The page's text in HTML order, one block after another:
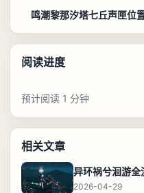
鸣潮黎那汐塔七丘声匣位
阅读进度
预计阅读 1 分钟
相关文章
异环祸兮洄游全
2026-04-29